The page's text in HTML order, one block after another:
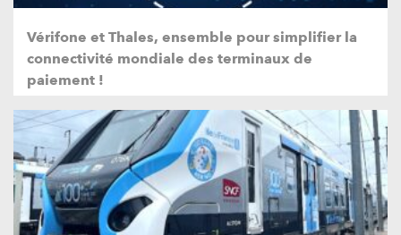
Vérifone et Thales, ensemble pour simplifier la
connectivité mondiale des terminaux de
paiement !